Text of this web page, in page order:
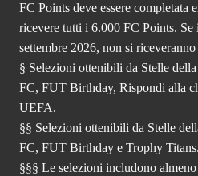
FC Points deve essere completata
ricevere tutti i 6.000 FC Points.
settembre 2026, non si
§ Selezioni ottenibili da Stelle
FC, FUT Birthday, Rispondi alla
UEFA.
§§ Selezioni ottenibili da Stelle
FC, FUT Birthday e Trophy Titans.
§§§ Le selezioni includono